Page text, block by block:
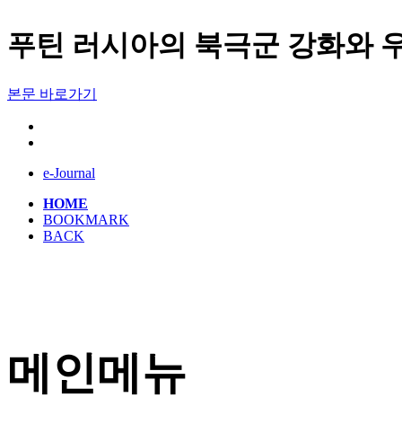
푸틴 러시아의 북극군 강화와
본문 바로가기
e-Journal
HOME
BOOKMARK
BACK
메인메뉴